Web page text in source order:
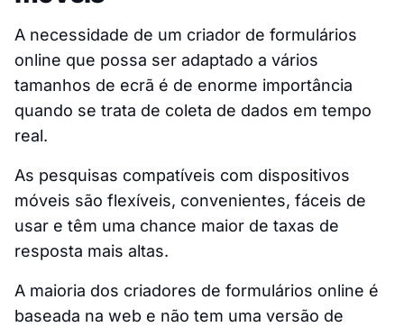
A necessidade de um criador de formulários
online que possa ser adaptado a vários
tamanhos de ecrã é de enorme importância
quando se trata de coleta de dados em tempo
real.
As pesquisas compatíveis com dispositivos
móveis são flexíveis, convenientes, fáceis de
usar e têm uma chance maior de taxas de
resposta mais altas.
A maioria dos criadores de formulários online é
baseada na web e não tem uma versão de